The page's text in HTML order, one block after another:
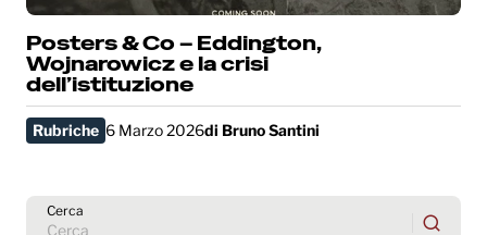
Posters & Co – Eddington,
Wojnarowicz e la crisi
dell’istituzione
Rubriche 6 Marzo 2026di Bruno Santini
Cerca